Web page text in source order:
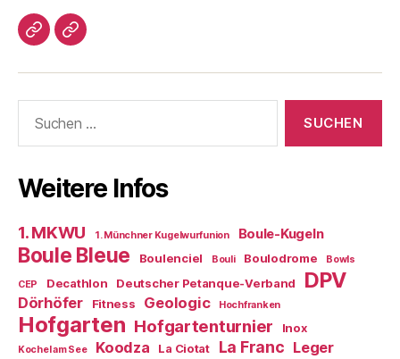
Impressum/DatSchutz
Beliebte
nach:
Weitere Infos
1. MKWU 1. Münchner Kugelwurfunion Boule-Kugeln
Boule Bleue Boulenciel Bouli Boulodrome Bowls
CEP Decathlon Deutscher Petanque-Verband DPV
Dörhöfer Fitness Geologic Hochfranken
Hofgarten Hofgartenturnier Inox
Kochel am See Koodza La Ciotat La Franc Leger